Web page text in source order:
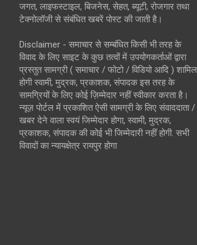
जगत, लाइफस्टाइल, बिजनेस, सेहत, ब्यूटी, रोजगार तथा
टेक्नोलॉजी से संबंधित खबरें पोस्ट की जाती है।
Disclaimer - समाचार से सम्बंधित किसी भी तरह के
विवाद के लिए साइट के कुछ तत्वों में उपयोगकर्ताओं द्वारा
प्रस्तुत सामग्री ( समाचार / फोटो / विडियो आदि ) शामिल
होगी स्वामी, मुद्रक, प्रकाशक, संपादक इस तरह के
सामग्रियों के लिए कोई ज़िम्मेदार नहीं स्वीकार करता है।
न्यूज़ पोर्टल में प्रकाशित ऐसी सामग्री के लिए संवाददाता /
खबर देने वाला स्वयं जिम्मेदार होगा, स्वामी, मुद्रक,
प्रकाशक, संपादक की कोई भी जिम्मेदारी नहीं होगी. सभी
विवादों का न्यायक्षेत्र रायपुर होगा